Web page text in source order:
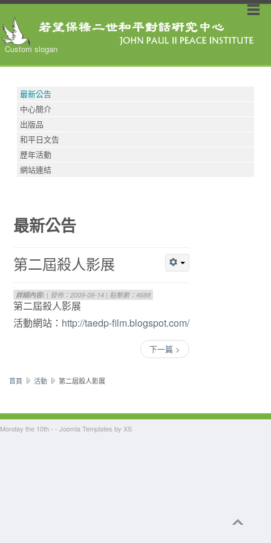
Custom slogan
最新公告
中心簡介
出版品
和平日文告
歷年活動
網站連結
最新公告
第二屆殺人影展
詳細內容: | 發佈：2009-08-14 | 點擊數：4688
第二屆殺人影展
活動網站： http://taedp-film.blogspot.com/
下一篇 >
首頁 活動 第二屆殺人影展
Monday the 10th - - Joomla Templates by XS